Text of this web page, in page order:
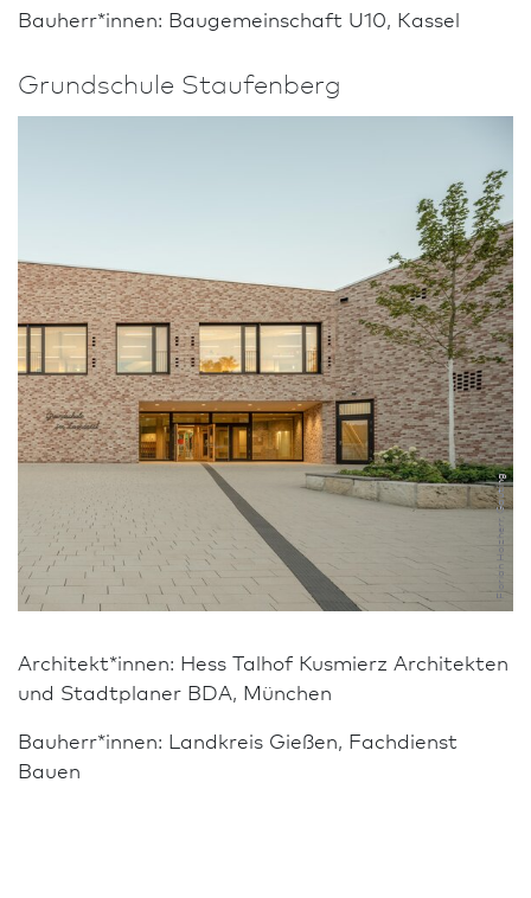
Bauherr*innen: Baugemeinschaft U10, Kassel
Grund­schule Staufenberg
Florian Holzherr, Gauting
Architekt*innen: Hess Talhof Kusmierz Architekten
und Stadt­planer BDA, München
Bauherr*innen: Landkreis Gießen, Fachdienst
Bauen